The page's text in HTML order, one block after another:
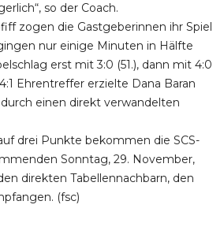
so der Coach.
zogen die Gastgeberinnen ihr Spiel
nur einige Minuten in Hälfte
erst mit 3:0 (51.), dann mit 4:0
Ehrentreffer erzielte Dana Baran
durch einen direkt verwandelten
drei Punkte bekommen die SCS-
Sonntag, 29. November,
direkten Tabellennachbarn, den
(fsc)